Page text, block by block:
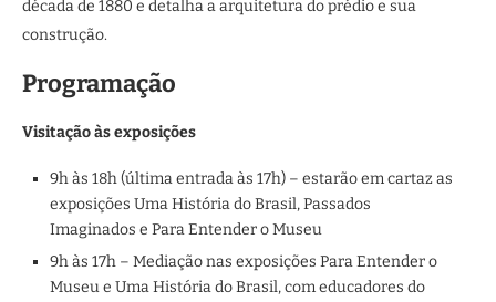
década de 1880 e detalha a arquitetura do prédio e sua
construção.
Programação
Visitação às exposições
9h às 18h (última entrada às 17h) – estarão em cartaz as
exposições Uma História do Brasil, Passados
Imaginados e Para Entender o Museu
9h às 17h – Mediação nas exposições Para Entender o
Museu e Uma História do Brasil, com educadores do